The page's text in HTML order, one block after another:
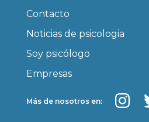
Contacto
Noticias de psicologia
Soy psicólogo
Empresas
Más de nosotros en: